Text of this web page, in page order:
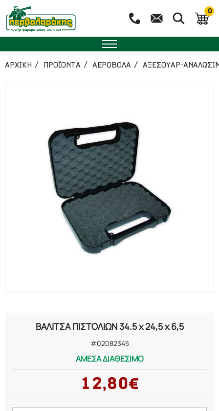
0
ΑΡΧΙΚΉ ΠΡΟΪΟΝΤΑ ΑΕΡΟΒΟΛΑ ΑΞΕΣΟΥΑΡ-
ΒΑΛΙΤΣΑ ΠΙΣΤΟΛΙΩΝ 34.5 x 24,5 x 6,5
#02082345
ΑΜΕΣΑ ΔΙΑΘΕΣΙΜΟ
12,80€